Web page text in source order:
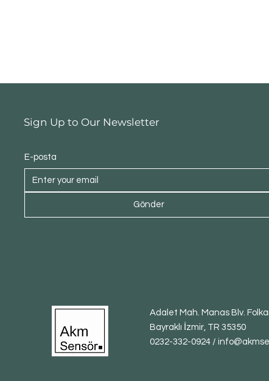
Sign Up to Our Newsletter
E-posta
Gönder
Adalet Mah. Manas Blv.
Bayraklı İzmir, TR 35350
0232-332-0924 /